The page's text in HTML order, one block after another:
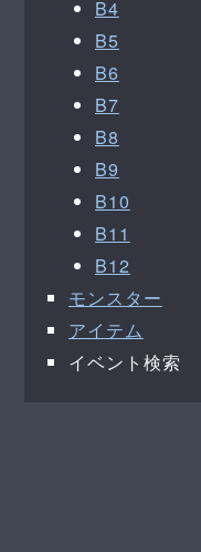
B4
B5
B6
B7
B8
B9
B10
B11
B12
モンスター
アイテム
イベント検索